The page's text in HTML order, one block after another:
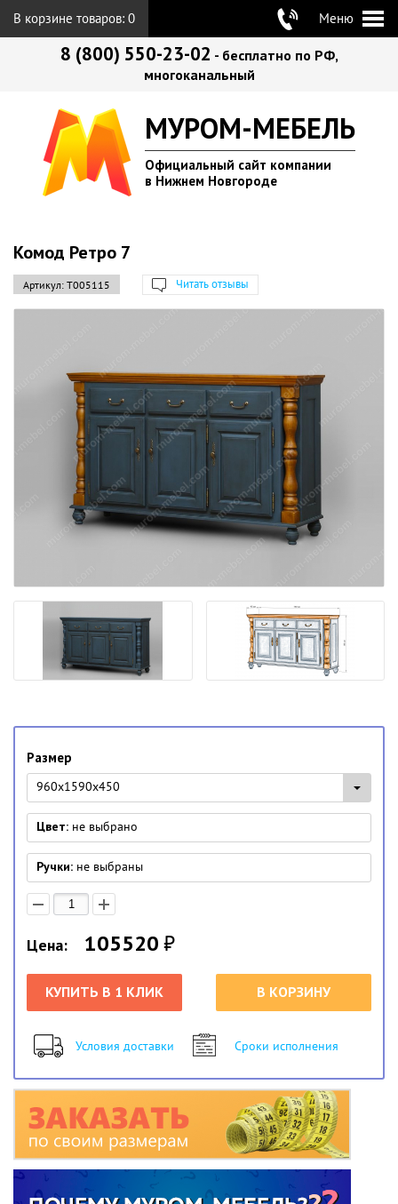
В корзине товаров: 0 Меню
8 (800) 550-23-02 - бесплатно по РФ,
многоканальный
МУРОМ-МЕБЕЛЬ
Официальный сайт компании
в Нижнем Новгороде
Комод Ретро 7
Артикул: Т005115 Читать отзывы
Размер
960x1590x450
Цвет: не выбрано
Ручки: не выбраны
Цена: 105520₽
КУПИТЬ В 1 КЛИК В КОРЗИНУ
Условия доставки Сроки исполнения